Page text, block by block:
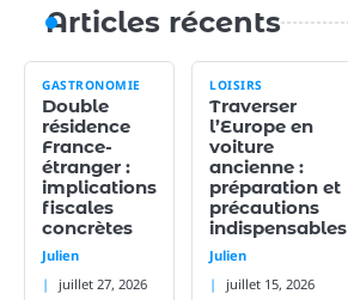
Articles récents
GASTRONOMIE
Double
résidence
France-
étranger :
implications
fiscales
concrètes
Julien
juillet 27, 2026
LOISIRS
Traverser
l’Europe en
voiture
ancienne :
préparation et
précautions
indispensables
Julien
juillet 15, 2026